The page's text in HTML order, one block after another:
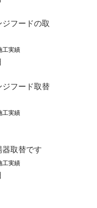
フードの取
工実績
ジフード取替
工実績
器取替です
工実績